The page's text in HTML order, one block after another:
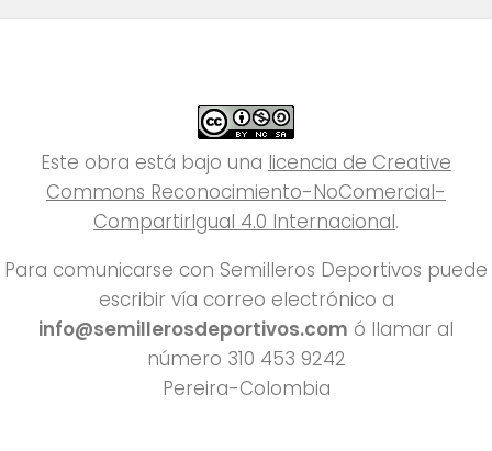
Este obra está bajo una licencia de Creative
Commons Reconocimiento-NoComercial-
CompartirIgual 4.0 Internacional.
Para comunicarse con Semilleros Deportivos puede
escribir vía correo electrónico a
info@semillerosdeportivos.com ó llamar al
número 310 453 9242
Pereira-Colombia